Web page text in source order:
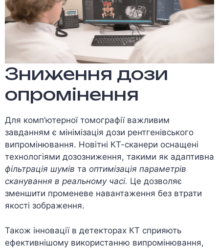
Зниження дози
опромінення
Для комп’ютерної томографії важливим
завданням є мінімізація дози рентгенівського
випромінювання. Новітні КТ-сканери оснащені
технологіями дозозниження, такими як адаптивна
фільтрація шумів та оптимізація параметрів
сканування в реальному часі. Це дозволяє
зменшити променеве навантаження без втрати
якості зображення.
Також інновації в детекторах КТ сприяють
ефективнішому використанню випромінювання,